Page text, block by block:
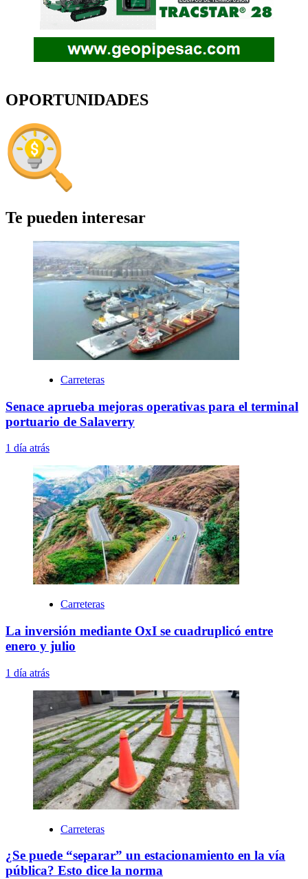
OPORTUNIDADES
Te pueden interesar
Carreteras
Senace aprueba mejoras operativas para el terminal
portuario de Salaverry
1 día atrás
Carreteras
La inversión mediante OxI se cuadruplicó entre
enero y julio
1 día atrás
Carreteras
¿Se puede “separar” un estacionamiento en la vía
pública? Esto dice la norma